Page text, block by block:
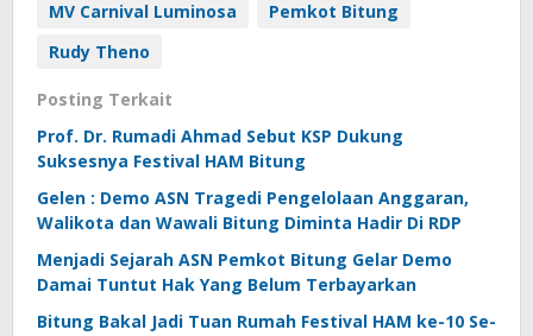
MV Carnival Luminosa
Pemkot Bitung
Rudy Theno
Posting Terkait
Prof. Dr. Rumadi Ahmad Sebut KSP Dukung
Suksesnya Festival HAM Bitung
Gelen : Demo ASN Tragedi Pengelolaan Anggaran,
Walikota dan Wawali Bitung Diminta Hadir Di RDP
Menjadi Sejarah ASN Pemkot Bitung Gelar Demo
Damai Tuntut Hak Yang Belum Terbayarkan
Bitung Bakal Jadi Tuan Rumah Festival HAM ke-10 Se-